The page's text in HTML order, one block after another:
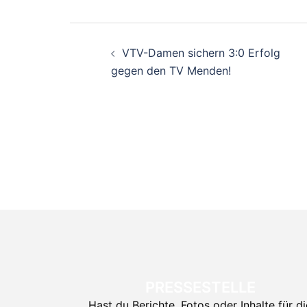
VTV-Damen sichern 3:0 Erfolg
gegen den TV Menden!